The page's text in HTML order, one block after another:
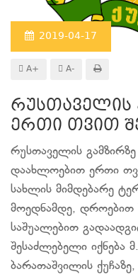
2019-04-17
A+ A-
რუსთაველის
ერთი თვით
რუსთაველის გამზირზე
დაახლოებით ერთი
სახლის მიმდებარე
მოედნამდე, დროებით
საშუალებით
შესაძლებელი იქნება
ბარათაშვილის